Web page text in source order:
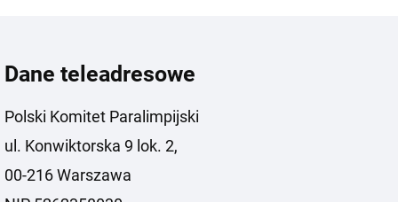
Dane teleadresowe
Polski Komitet Paralimpijski
ul. Konwiktorska 9 lok. 2,
00-216 Warszawa